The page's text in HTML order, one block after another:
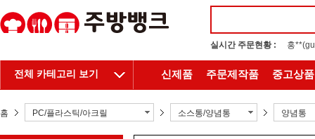
실시간 주문현황 : 홍
신제품 주문제작품 중고상품
전체 카테고리 보기
홈 PC/플라스틱/아크릴 소스통/양념통 양념통